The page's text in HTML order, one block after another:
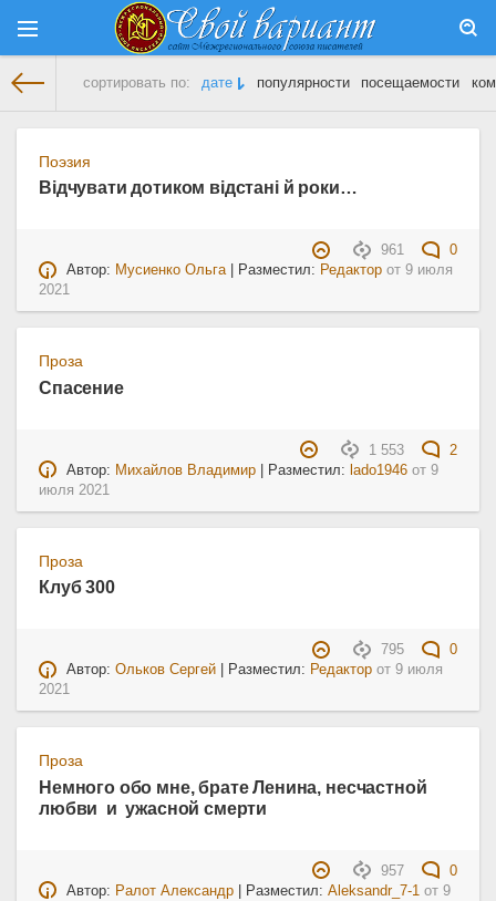
сортировать по: дате популярности посещаемости
Поэзия
Відчувати дотиком відстані й роки…
961
0
Автор: Мусиенко Ольга| Разместил: Редактор от9 июля
2021
Проза
Спасение
1 553
2
Автор: Михайлов Владимир | Разместил: lado1946 от9
июля 2021
Проза
Клуб 300
795
0
Автор:Ольков Сергей | Разместил: Редактор от9 июля
2021
Проза
Немного обо мне, брате Ленина, несчастной
любви и ужасной смерти
957
0
Автор: Ралот Александр | Разместил:Aleksandr_7-1 от9